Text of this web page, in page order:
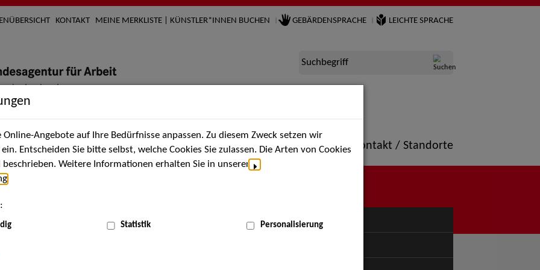
KONTAKT MEINE MERKLISTE | KÜNSTLER*INNEN BUCHEN GEBÄRDENSPRACHE LEICHTE SPRACHE
Suchbegriff
Künstler*innen Über uns Aktuelles Termine Portfolio Kontakt / Standorte
MENÜ
Angebote auf Ihre Bedürfnisse anpassen. Zu diesem Zweck setzen wir
Entscheiden Sie bitte selbst, welche Cookies Sie zulassen. Die Arten von Cookies
Weitere Informationen erhalten Sie in unserer
Statistik Personalisierung